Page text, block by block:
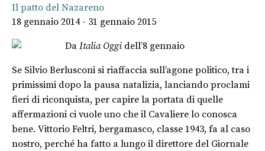
Il patto del Nazareno
18 gennaio 2014 - 31 gennaio 2015
Da Italia Oggi dell’8 gennaio
Se Silvio Berlusconi si riaffaccia sull’agone politico, tra i
primissimi dopo la pausa natalizia, lanciando proclami
fieri di riconquista, per capire la portata di quelle
affermazioni ci vuole uno che il Cavaliere lo conosca
bene. Vittorio Feltri, bergamasco, classe 1943, fa al caso
nostro, perché ha fatto a lungo il direttore del Giornale